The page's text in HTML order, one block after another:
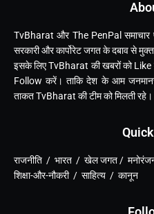
TvBharat और The PenPal समाचार
सरकारी और कार्पोरेट जगत के दबाव से
इसके लिए TvBharat की खबरों को
Follow करें। ताकि देश के आम
ताकत TvBharat की टीम को मिलती रहे।
राजनीति / भारत / खेल जगत /
शिक्षा-और-नौकरी / साहित्य / कानून